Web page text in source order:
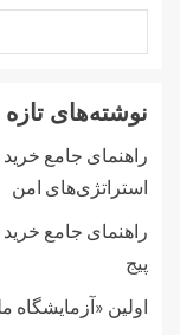
نوشته‌های تازه
راهنمای جامع خرید
استراتژی‌های امن
راهنمای جامع خرید
پیج
اولین